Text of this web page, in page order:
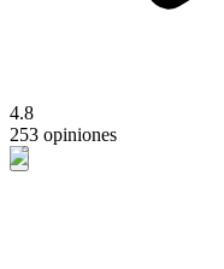
4.8
253 opiniones